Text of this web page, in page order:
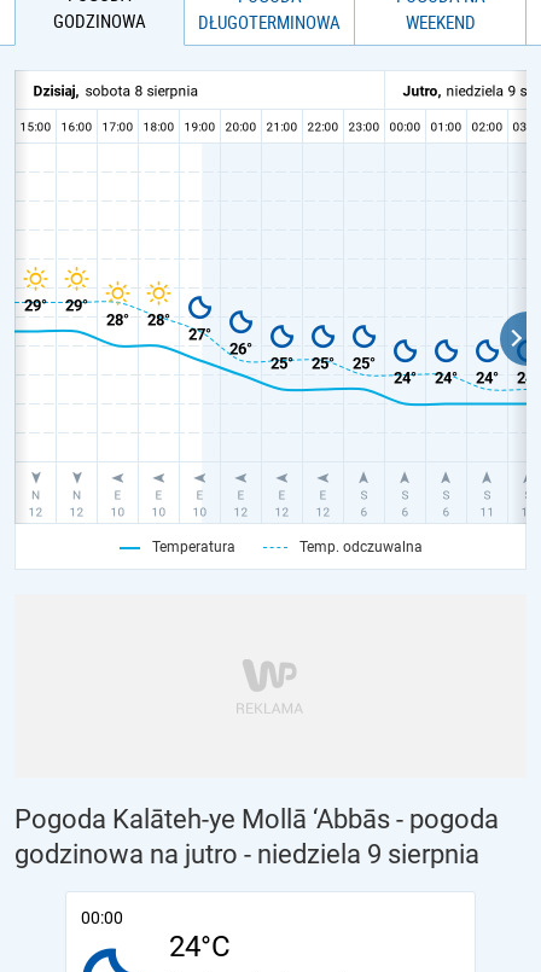
GODZINOWA
DŁUGOTERMINOWA
WEEKEND
Temperatura Temp. odczuwalna
Pogoda Kalāteh-ye Mollā ‘Abbās - pogoda
godzinowa na jutro - niedziela 9 sierpnia
00:00
24°C